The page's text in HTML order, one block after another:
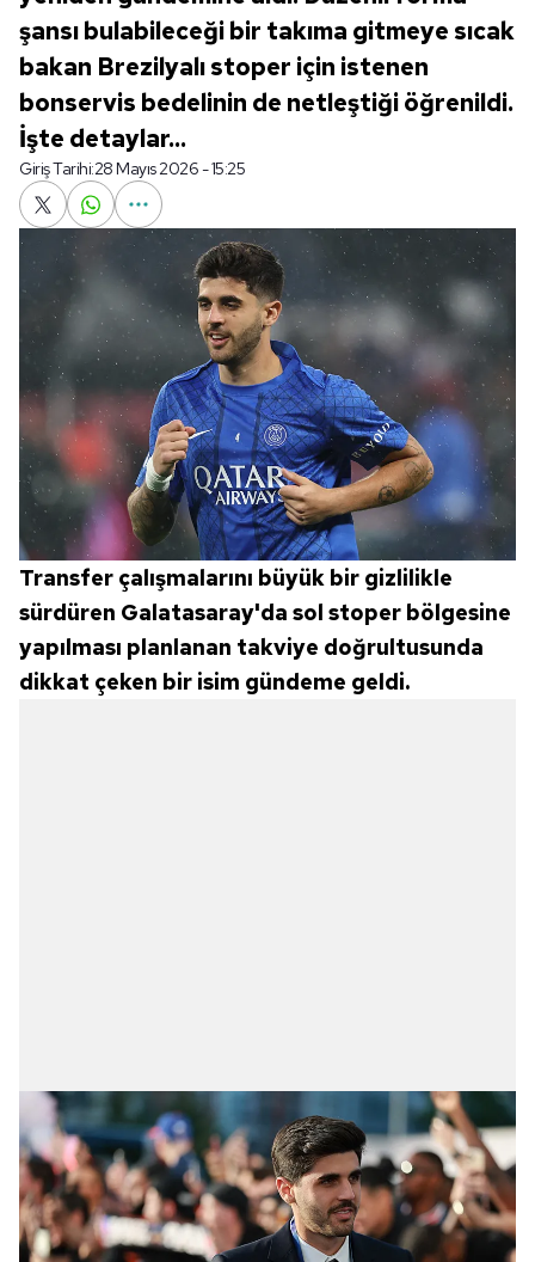
şansı bulabileceği bir takıma gitmeye sıcak
bakan Brezilyalı stoper için istenen
bonservis bedelinin de netleştiği öğrenildi.
İşte detaylar...
Giriş Tarihi:28 Mayıs 2026 - 15:25
Transfer çalışmalarını büyük bir gizlilikle
sürdüren Galatasaray'da sol stoper bölgesine
yapılması planlanan takviye doğrultusunda
dikkat çeken bir isim gündeme geldi.